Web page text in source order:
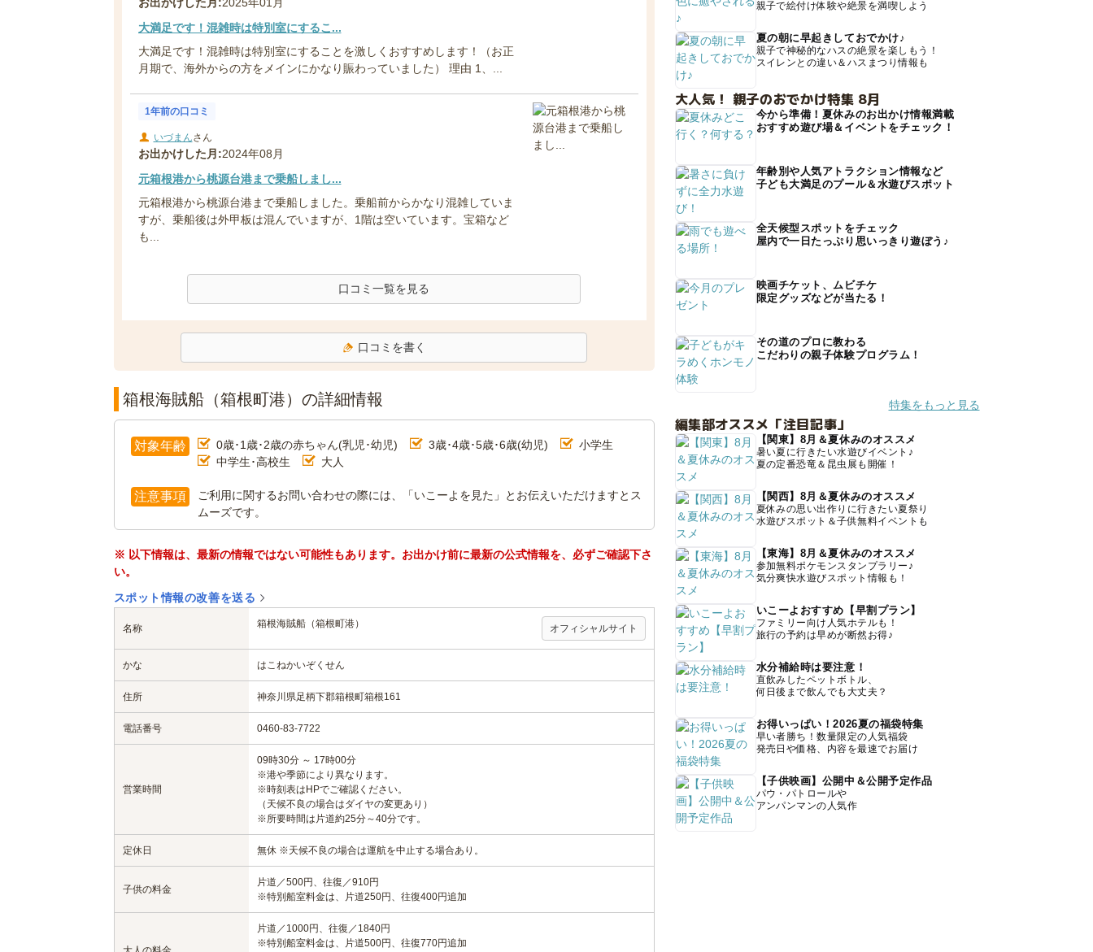
大満足です！混雑時は特別室にするこ...
大満足です！混雑時は特別室にすることを激しくおすすめします！（お正
月期で、海外からの方をメインにかなり賑わっていました） 理由 1、...
1年前の口コミ
いづまんさん
お出かけした月:2024年08月
元箱根港から桃源台港まで乗船しまし...
元箱根港から桃源台港まで乗船しました。乗船前からかなり混雑していま
すが、乗船後は外甲板は混んでいますが、1階は空いています。宝箱など
も...
口コミ一覧を見る
口コミを書く
箱根海賊船（箱根町港）の詳細情報
対象年齢 0歳･1歳･2歳の赤ちゃん(乳児･幼児) 3歳･4歳･5歳･6歳(幼児)
小学生
中学生･高校生
大人
注意事項
ご利用に関するお問い合わせの際には、「いこーよを見た」とお伝えいただけますとス
ムーズです。
※ 以下情報は、最新の情報ではない可能性もあります。お出かけ前に最新の公式情報を、必ずご確認下さ
い。
スポット情報の改善を送る
名称 箱根海賊船（箱根町港） オフィシャルサイト
かな はこねかいぞくせん
住所 神奈川県足柄下郡箱根町箱根161
電話番号 0460-83-7722
営業時間
09時30分 ～ 17時00分
※港や季節により異なります。
※時刻表はHPでご確認ください。
（天候不良の場合はダイヤの変更あり）
※所要時間は片道約25分～40分です。
定休日 無休 ※天候不良の場合は運航を中止する場合あり。
子供の料金
片道／500円、往復／910円
※特別船室料金は、片道250円、往復400円追加
片道／1000円、往復／1840円
※特別船室料金は、片道500円、往復770円追加
親子で絵付け体験や絶景を満喫しよう
夏の朝に早起きしておでかけ♪
親子で神秘的なハスの絶景を楽しもう！
スイレンとの違い＆ハスまつり情報も
大人気！ 親子のおでかけ特集 8月
今から準備！夏休みのお出かけ情報満載
おすすめ遊び場＆イベントをチェック！
年齢別や人気アトラクション情報など
子ども大満足のプール＆水遊びスポット
全天候型スポットをチェック
屋内で一日たっぷり思いっきり遊ぼう♪
映画チケット、ムビチケ
限定グッズなどが当たる！
その道のプロに教わる
こだわりの親子体験プログラム！
特集をもっと見る
編集部オススメ「注目記事」
【関東】8月＆夏休みのオススメ
暑い夏に行きたい水遊びイベント♪
夏の定番恐竜＆昆虫展も開催！
【関西】8月＆夏休みのオススメ
夏休みの思い出作りに行きたい夏祭り
水遊びスポット＆子供無料イベントも
【東海】8月＆夏休みのオススメ
参加無料ポケモンスタンプラリー♪
気分爽快水遊びスポット情報も！
いこーよおすすめ【早割プラン】
ファミリー向け人気ホテルも！
旅行の予約は早めが断然お得♪
水分補給時は要注意！
直飲みしたペットボトル、
何日後まで飲んでも大丈夫？
お得いっぱい！2026夏の福袋特集
早い者勝ち！数量限定の人気福袋
発売日や価格、内容を最速でお届け
【子供映画】公開中＆公開予定作品
パウ・パトロールや
アンパンマンの人気作